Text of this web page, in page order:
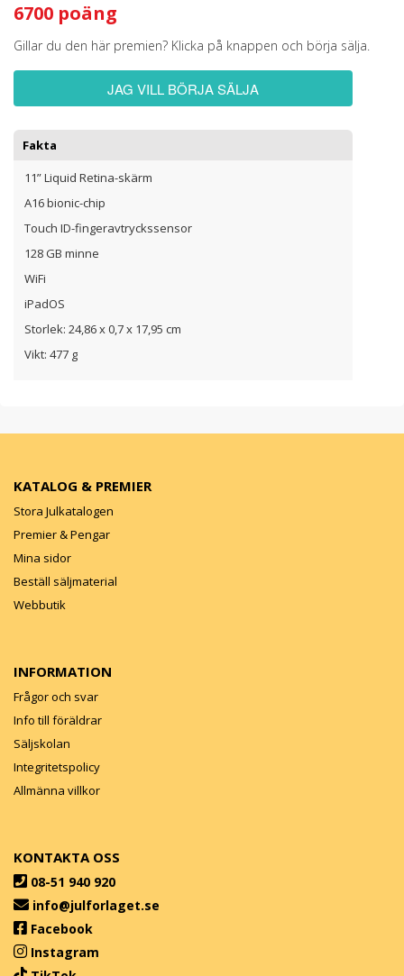
6700 poäng
Gillar du den här premien? Klicka på knappen och börja sälja.
JAG VILL BÖRJA SÄLJA
Fakta
11” Liquid Retina-skärm
A16 bionic-chip
Touch ID-fingeravtryckssensor
128 GB minne
WiFi
iPadOS
Storlek: 24,86 x 0,7 x 17,95 cm
Vikt: 477 g
KATALOG & PREMIER
Stora Julkatalogen
Premier & Pengar
Mina sidor
Beställ säljmaterial
Webbutik
INFORMATION
Frågor och svar
Info till föräldrar
Säljskolan
Integritetspolicy
Allmänna villkor
KONTAKTA OSS
08-51 940 920
info@julforlaget.se
Facebook
Instagram